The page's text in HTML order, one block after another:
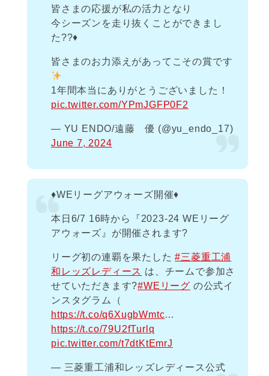
皆さまの応援が私の活力となり
今シーズンを走り抜くことができまし
た??♦️
皆さまのお力添えがあってこその賞です
1年間本当にありがとうございました！
pic.twitter.com/YPmJGFP0F2
— YU ENDO/遠藤 優 (@yu_endo_17)
June 7, 2024
♦️WEリーグアウォーズ開催♦️
本日6/7 16時から『2023-24 WEリーグ
アウォーズ』が開催されます?
リーグ初の連覇を果たした#三菱重工浦
和レッズレディース は、チームで参加さ
せていただきます?#WEリーグ の公式イ
ンスタグラム（
https://t.co/q6XugbWmtc…
https://t.co/79U2fTurlq
pic.twitter.com/t7dtKtEmrJ
— 三菱重工浦和レッズレディース公式